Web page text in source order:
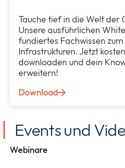
Tauche tief in die Welt der
Unsere ausführlichen
fundiertes Fachwissen
Infrastrukturen. Jetzt
downloaden und dein
erweitern!
Download
Events und
Webinare